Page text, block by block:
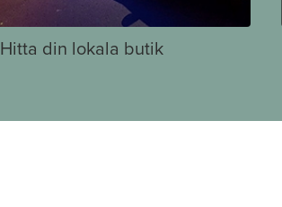
Hitta din lokala butik